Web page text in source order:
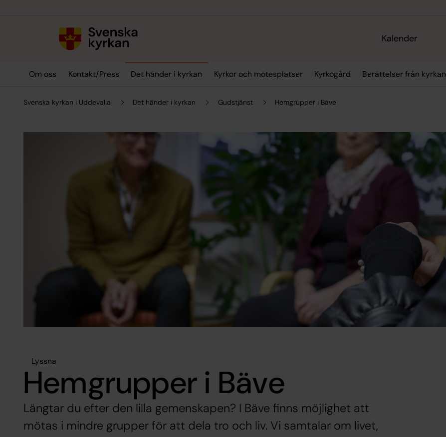
Kalender
Om oss Kontakt/Press Det händer i kyrkan Kyrkor och mötesplatser Kyrkogård Berättelser från kyrkan
Svenska kyrkan i Uddevalla Det händer i kyrkan Gudstjänst Hemgrupper i Bäve
Lyssna
Hemgrupper i Bäve
Längtar du efter den lilla gemenskapen? I Bäve finns möjlighet att
mötas i mindre grupper för att dela tro och liv. Vi samtalar om livet,